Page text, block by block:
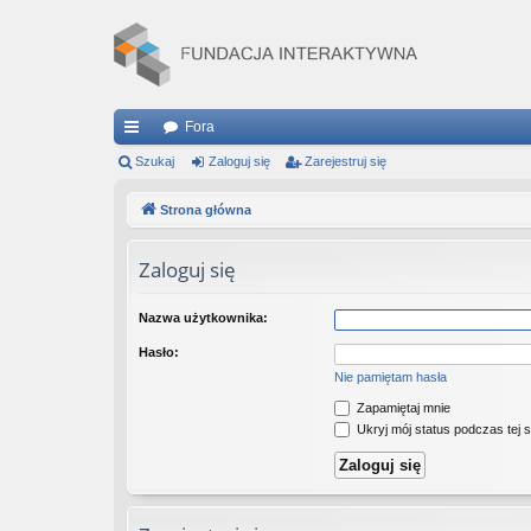
ię
Fora
Szukaj Zaloguj się Zarejestruj się
Strona główna
Zaloguj się
Nazwa użytkownika:
Hasło:
Nie pamiętam hasła
Zapamiętaj mnie
Ukryj mój status podczas tej